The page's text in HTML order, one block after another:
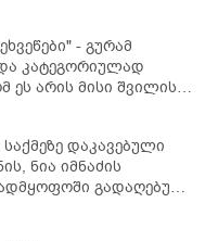
- გუ­რა­მ
კა­ტე­გო­რი­უ­ლად
ეს არის მისი შვი­ლის
დაკავებული
ნია იმნაძის
გადაღებულ